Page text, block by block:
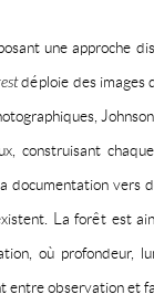
une approche
déploie des images
construisant
documentation vers
La forêt est
où profondeur,
entre observation et